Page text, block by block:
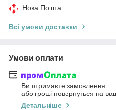
Нова Пошта
Всі умови доставки
Умови оплати
Ви отримаєте замовлення
або гроші повернуться на
Детальніше